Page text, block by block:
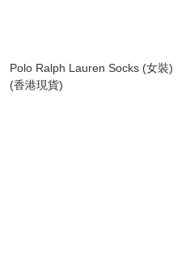
Polo Ralph Lauren Socks (女裝)
(香港現貨)